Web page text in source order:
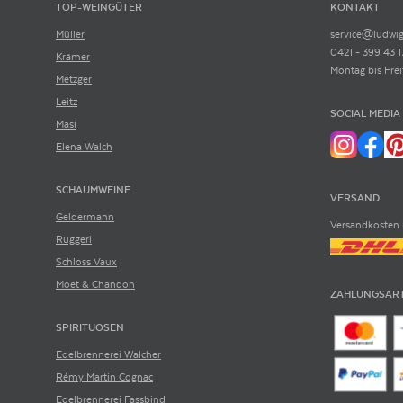
TOP-WEINGÜTER
Müller
Krämer
Metzger
Leitz
Masi
Elena Walch
SCHAUMWEINE
Geldermann
Ruggeri
Schloss Vaux
Moët & Chandon
SPIRITUOSEN
Edelbrennerei Walcher
Rémy Martin Cognac
Edelbrennerei Fassbind
KONTAKT
0421 - 399 43
Montag bis
SOCIAL MEDIA
VERSAND